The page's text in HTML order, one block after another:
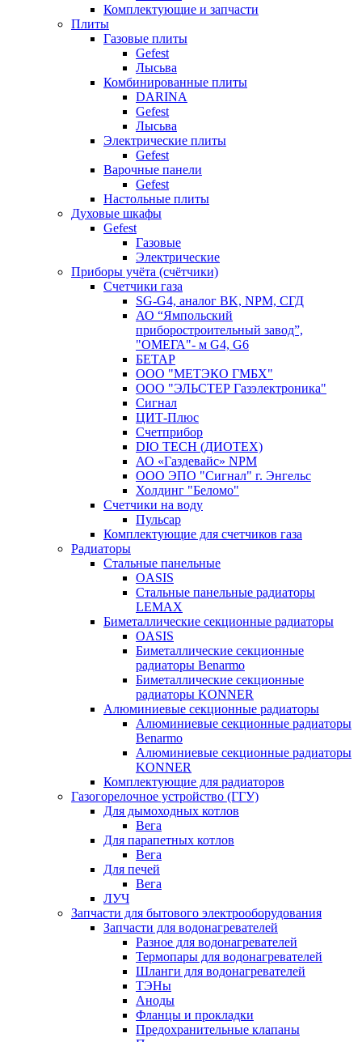
Комплектующие и запчасти
Плиты
Газовые плиты
Gefest
Лысьва
Комбинированные плиты
DARINA
Gefest
Лысьва
Электрические плиты
Gefest
Варочные панели
Gefest
Настольные плиты
Духовые шкафы
Gefest
Газовые
Электрические
Приборы учёта (счётчики)
Счетчики газа
SG-G4, аналог BK, NPM, СГД
АО “Ямпольский
приборостроительный завод”,
"ОМЕГА"- м G4, G6
БЕТАР
ООО "МЕТЭКО ГМБХ"
ООО "ЭЛЬСТЕР Газэлектроника"
Сигнал
ЦИТ-Плюс
Счетприбор
DIO TECH (ДИОТЕХ)
АО «Газдевайс» NPM
ООО ЭПО "Сигнал" г. Энгельс
Холдинг "Беломо"
Счетчики на воду
Пульсар
Комплектующие для счетчиков газа
Радиаторы
Стальные панельные
OASIS
Стальные панельные радиаторы
LEMAX
Биметаллические секционные радиаторы
OASIS
Биметаллические секционные
радиаторы Benarmo
Биметаллические секционные
радиаторы KONNER
Алюминиевые секционные радиаторы
Алюминиевые секционные радиаторы
Benarmo
Алюминиевые секционные радиаторы
KONNER
Комплектующие для радиаторов
Газогорелочное устройство (ГГУ)
Для дымоходных котлов
Вега
Для парапетных котлов
Вега
Для печей
Вега
ЛУЧ
Запчасти для бытового электрооборудования
Запчасти для водонагревателей
Разное для водонагревателей
Термопары для водонагревателей
Шланги для водонагревателей
ТЭНы
Аноды
Фланцы и прокладки
Предохранительные клапаны